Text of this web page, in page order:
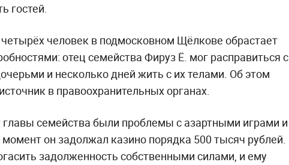
гостей.
человек в подмосковном Щёлкове обрастает
отец семейства Фируз Ё. мог расправиться с
и несколько дней жить с их телами. Об этом
в правоохранительных органах.
главы семейства были проблемы с азартными играми и
он задолжал казино порядка 500 тысяч рублей.
задолженность собственными силами, и ему